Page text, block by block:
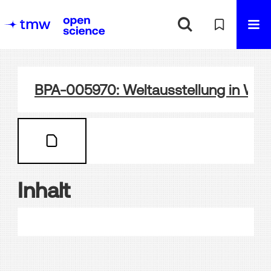
BPA-005970: Weltausstellung in
Inhalt